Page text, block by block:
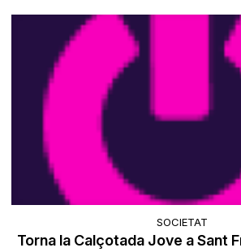
SOCIETAT
Torna la Calçotada Jove a Sant